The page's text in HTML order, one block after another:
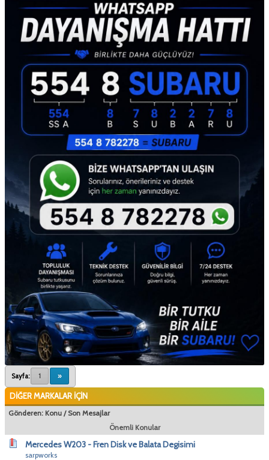
Sayfa: 1 »
DİĞER MARKALAR İÇİN
Gönderen: Konu / Son Mesajlar
Önemli Konular
Mercedes W203 - Fren Disk ve Balata Degisimi
sarpworks